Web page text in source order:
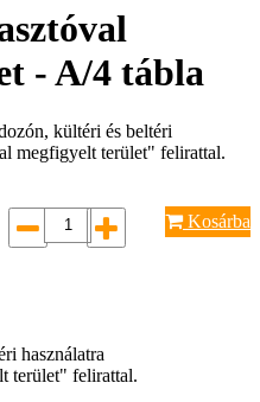
- A/4 tábla
kültéri és beltéri
megfigyelt terület" felirattal.
Kosárba
használatra
terület" felirattal.